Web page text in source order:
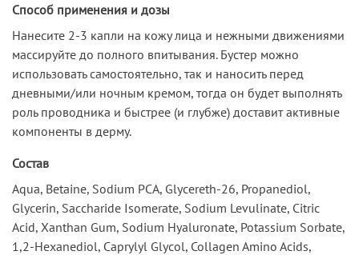
Способ применения и дозы
Нанесите 2-3 капли на кожу лица и нежными движениями
массируйте до полного впитывания. Бустер можно
использовать самостоятельно, так и наносить перед
дневными/или ночным кремом, тогда он будет выполнять
роль проводника и быстрее (и глубже) доставит активные
компоненты в дерму.
Состав
Aqua, Betaine, Sodium PCA, Glycereth-26, Propanediol,
Glycerin, Saccharide Isomerate, Sodium Levulinate, Citric
Acid, Xanthan Gum, Sodium Hyaluronate, Potassium Sorbate,
1,2-Hexanediol, Caprylyl Glycol, Collagen Amino Acids,